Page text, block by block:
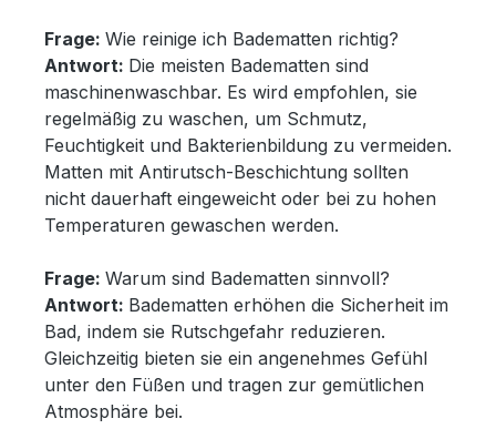
Frage: Wie reinige ich Badematten richtig?
Antwort: Die meisten Badematten sind
maschinenwaschbar. Es wird empfohlen, sie
regelmäßig zu waschen, um Schmutz,
Feuchtigkeit und Bakterienbildung zu vermeiden.
Matten mit Antirutsch-Beschichtung sollten
nicht dauerhaft eingeweicht oder bei zu hohen
Temperaturen gewaschen werden.
Frage: Warum sind Badematten sinnvoll?
Antwort: Badematten erhöhen die Sicherheit im
Bad, indem sie Rutschgefahr reduzieren.
Gleichzeitig bieten sie ein angenehmes Gefühl
unter den Füßen und tragen zur gemütlichen
Atmosphäre bei.